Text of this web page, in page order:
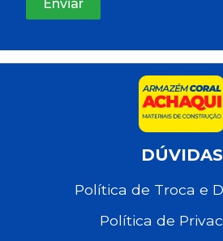
DÚVIDAS
Política de Troca e
Política de